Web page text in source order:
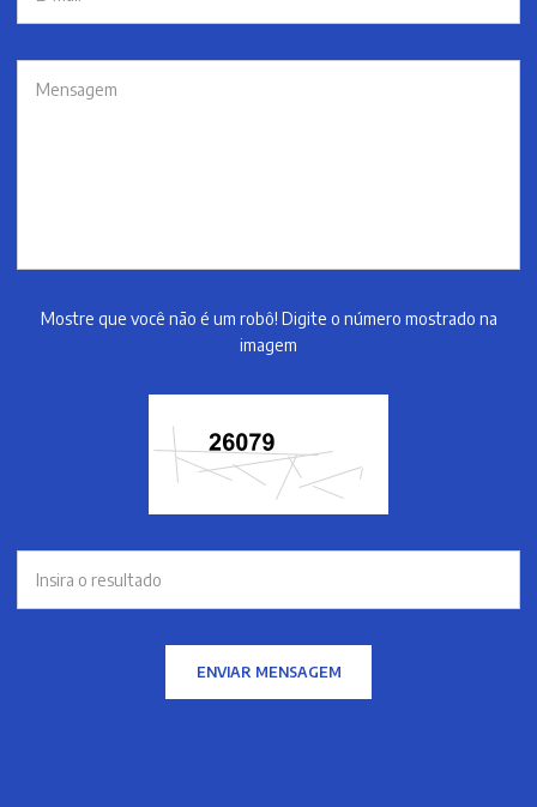
Mostre que você não é um robô! Digite o número mostrado na
imagem
ENVIAR MENSAGEM